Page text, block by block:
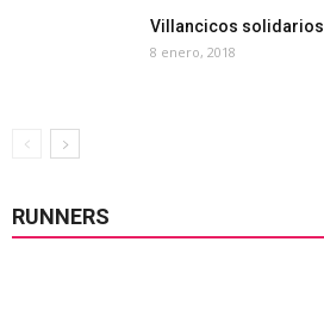
Villancicos solidarios
8 enero, 2018
RUNNERS